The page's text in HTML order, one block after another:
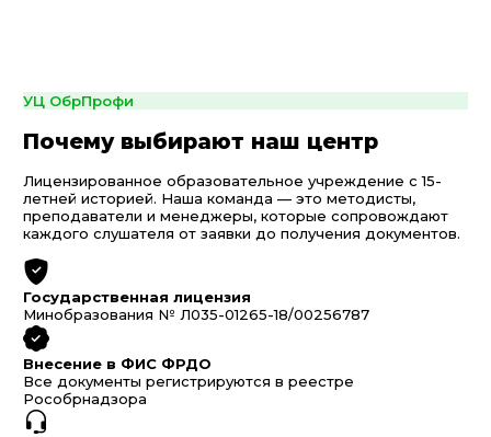
УЦ ОбрПрофи
Почему выбирают наш центр
Лицензированное образовательное учреждение с 15-
летней историей. Наша команда — это методисты,
преподаватели и менеджеры, которые сопровождают
каждого слушателя от заявки до получения документов.
Государственная лицензия
Минобразования № Л035-01265-18/00256787
Внесение в ФИС ФРДО
Все документы регистрируются в реестре
Рособрнадзора